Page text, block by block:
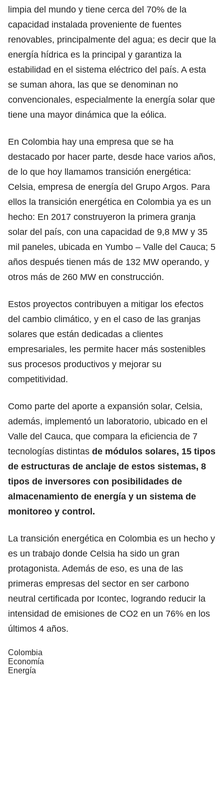
limpia del mundo y tiene cerca del 70% de la
capacidad instalada proveniente de fuentes
renovables, principalmente del agua; es decir que la
energía hídrica es la principal y garantiza la
estabilidad en el sistema eléctrico del país. A esta
se suman ahora, las que se denominan no
convencionales, especialmente la energía solar que
tiene una mayor dinámica que la eólica.
En Colombia hay una empresa que se ha
destacado por hacer parte, desde hace varios años,
de lo que hoy llamamos transición energética:
Celsia, empresa de energía del Grupo Argos. Para
ellos la transición energética en Colombia ya es un
hecho: En 2017 construyeron la primera granja
solar del país, con una capacidad de 9,8 MW y 35
mil paneles, ubicada en Yumbo – Valle del Cauca; 5
años después tienen más de 132 MW operando, y
otros más de 260 MW en construcción.
Estos proyectos contribuyen a mitigar los efectos
del cambio climático, y en el caso de las granjas
solares que están dedicadas a clientes
empresariales, les permite hacer más sostenibles
sus procesos productivos y mejorar su
competitividad.
Como parte del aporte a expansión solar, Celsia,
además, implementó un laboratorio, ubicado en el
Valle del Cauca, que compara la eficiencia de 7
tecnologías distintas de módulos solares, 15 tipos
de estructuras de anclaje de estos sistemas, 8
tipos de inversores con posibilidades de
almacenamiento de energía y un sistema de
monitoreo y control.
La transición energética en Colombia es un hecho y
es un trabajo donde Celsia ha sido un gran
protagonista. Además de eso, es una de las
primeras empresas del sector en ser carbono
neutral certificada por Icontec, logrando reducir la
intensidad de emisiones de CO2 en un 76% en los
últimos 4 años.
Colombia
Economía
Energía